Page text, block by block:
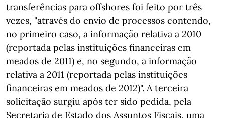
transferências para offshores foi feito por três
vezes, "através do envio de processos contendo,
no primeiro caso, a informação relativa a 2010
(reportada pelas instituições financeiras em
meados de 2011) e, no segundo, a informação
relativa a 2011 (reportada pelas instituições
financeiras em meados de 2012)". A terceira
solicitação surgiu após ter sido pedida, pela
Secretaria de Estado dos Assuntos Fiscais, uma